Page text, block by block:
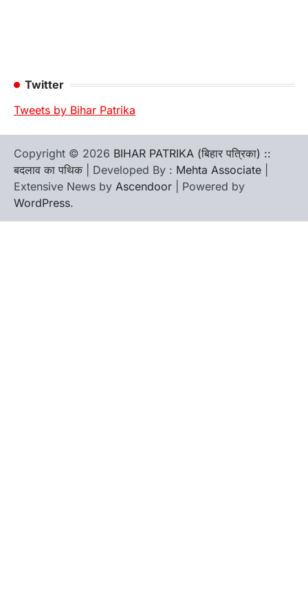
Twitter
Tweets by Bihar Patrika
Copyright © 2026 BIHAR PATRIKA (बिहार पत्रिका) ::
बदलाव का पथिक | Developed By : Mehta Associate
Extensive News by Ascendoor | Powered by
WordPress.